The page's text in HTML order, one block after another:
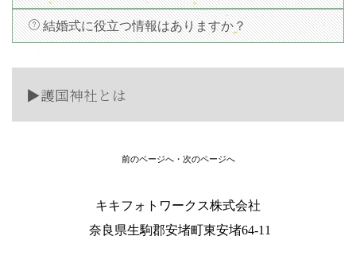
結婚式に役立つ情報はありますか？
▶︎護国神社とは
前のページへ・ 次のページへ
キキフォトワークス株式会社
奈良県生駒郡安堵町東安堵64-11